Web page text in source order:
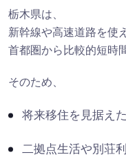
栃木県は、
新幹線や高速道路を使
首都圏から比較的短時
そのため、
将来移住を見据え
二拠点生活や別荘